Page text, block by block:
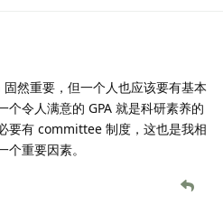
然重要，但一个人也应该要有基本
个令人满意的 GPA 就是科研素养的
要有 committee 制度，这也是我相
重要因素。